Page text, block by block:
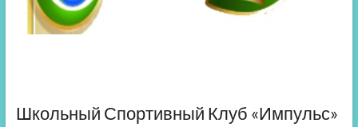
Школьный Спортивный Клуб «Импульс»